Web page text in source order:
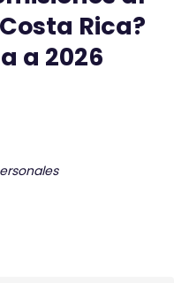
Rica?
a 2026